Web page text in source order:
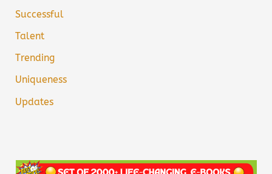
Successful
Talent
Trending
Uniqueness
Updates